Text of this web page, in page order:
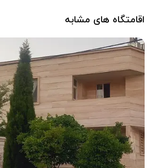
اقامتگاه های مشابه